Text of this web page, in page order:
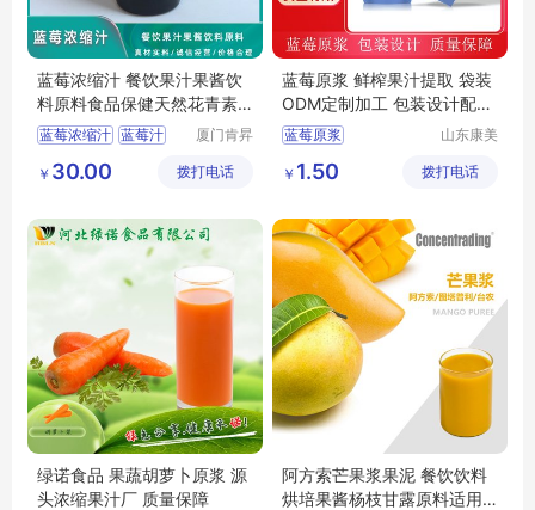
蓝莓浓缩汁 餐饮果汁果酱饮
料原料食品保健天然花青素
大包装
蓝莓浓缩汁 蓝莓汁
天然花青素
厦门肯昇
限公司
￥ 30.00 拨打电话
蓝莓原浆 鲜榨果汁提取 袋装
ODM定制加工 包装设计配方
成熟
蓝莓原浆
刺梨原浆
山东康美
公司
￥ 1.50 拨打电话
绿诺食品 果蔬胡萝卜原浆 源
头浓缩果汁厂 质量保障
阿方索芒果浆果泥 餐饮饮料
烘培果酱杨枝甘露原料适用